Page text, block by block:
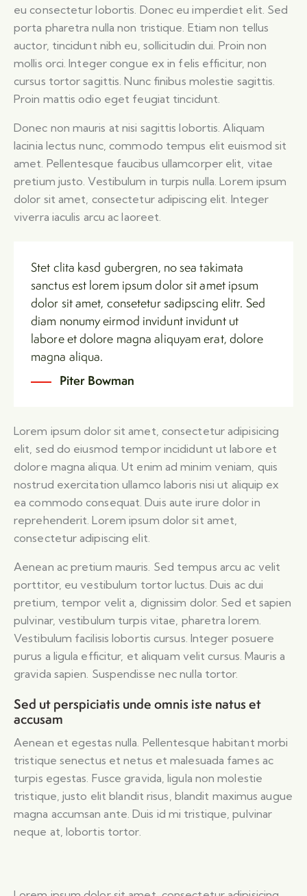
eu consectetur lobortis. Donec eu imperdiet elit. Sed
porta pharetra nulla non tristique. Etiam non tellus
auctor, tincidunt nibh eu, sollicitudin dui. Proin non
mollis orci. Integer congue ex in felis efficitur, non
cursus tortor sagittis. Nunc finibus molestie sagittis.
Proin mattis odio eget feugiat tincidunt.
Donec non mauris at nisi sagittis lobortis. Aliquam
lacinia lectus nunc, commodo tempus elit euismod sit
amet. Pellentesque faucibus ullamcorper elit, vitae
pretium justo. Vestibulum in turpis nulla. Lorem ipsum
dolor sit amet, consectetur adipiscing elit. Integer
viverra iaculis arcu ac laoreet.
Stet clita kasd gubergren, no sea takimata
sanctus est lorem ipsum dolor sit amet ipsum
dolor sit amet, consetetur sadipscing elitr. Sed
diam nonumy eirmod invidunt invidunt ut
labore et dolore magna aliquyam erat, dolore
magna aliqua.
Piter Bowman
Lorem ipsum dolor sit amet, consectetur adipisicing
elit, sed do eiusmod tempor incididunt ut labore et
dolore magna aliqua. Ut enim ad minim veniam, quis
nostrud exercitation ullamco laboris nisi ut aliquip ex
ea commodo consequat. Duis aute irure dolor in
reprehenderit. Lorem ipsum dolor sit amet,
consectetur adipiscing elit.
Aenean ac pretium mauris. Sed tempus arcu ac velit
porttitor, eu vestibulum tortor luctus. Duis ac dui
pretium, tempor velit a, dignissim dolor. Sed et sapien
pulvinar, vestibulum turpis vitae, pharetra lorem.
Vestibulum facilisis lobortis cursus. Integer posuere
purus a ligula efficitur, et aliquam velit cursus. Mauris a
gravida sapien. Suspendisse nec nulla tortor.
Sed ut perspiciatis unde omnis iste natus et
accusam
Aenean et egestas nulla. Pellentesque habitant morbi
tristique senectus et netus et malesuada fames ac
turpis egestas. Fusce gravida, ligula non molestie
tristique, justo elit blandit risus, blandit maximus augue
magna accumsan ante. Duis id mi tristique, pulvinar
neque at, lobortis tortor.